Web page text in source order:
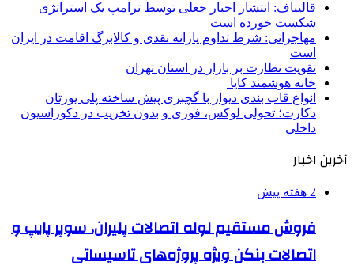
قالیباف: انتشار اخبار جعلی توسط ترامپ یک استراتژی
شکست خورده است
مهاجرانی: شرط تداوم یارانه نقدی و کالابرگ اقامت در ایران
است
تقویت نظارت بر بازار در استان تهران
خانه هوشمند کایا
انواع قاب بندی دیوار با گچبری پیش ساخته پلی یورتان
دکارت؛ تحولی لوکس، فوری و بدون تخریب در دکوراسیون
داخلی
آخرین اخبار
2 هفته پیش
فروش مستقیم لوله اتصالات پلیران، سوپر پایپ و
اتصالات بنکن ویژه پروژه‌های تاسیساتی